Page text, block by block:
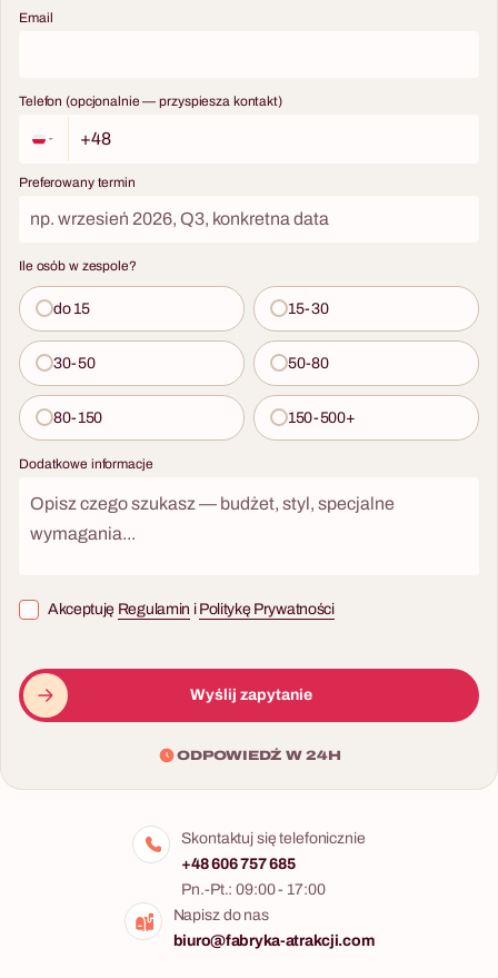
lokalizacja, sprzęt, ratownicy
angielskim, dla grup od 8 do
Email
Telefon (opcjonalnie — przyspiesza kontakt)
Preferowany termin
Ile osób w zespole?
do 15 15-30
30-50 50-80
80-150 150-500+
Dodatkowe informacje
Akceptuję Regulamin i Politykę Prywatności
Wyślij zapytanie
ODPOWIEDŹ W 24H
Skontaktuj się telefonicznie
+48 606 757 685
Pn.-Pt.: 09:00 - 17:00
Napisz do nas
biuro@fabryka-atrakcji.com